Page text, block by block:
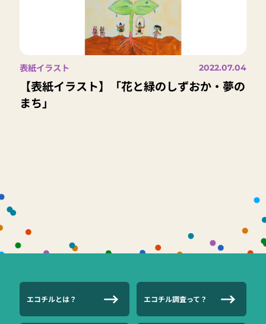
表紙イラスト 2022.07.04
【表紙イラスト】「花と緑のしずおか・夢の
まち」
エコチルとは？ エコチル調査って？